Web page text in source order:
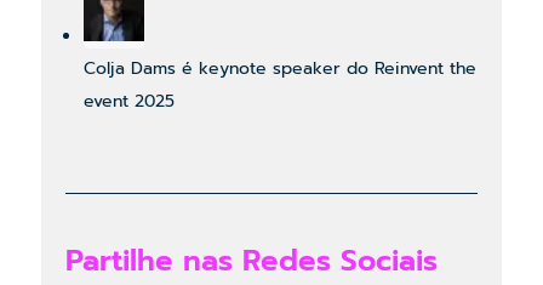
Colja Dams é keynote speaker do Reinvent the
event 2025
Partilhe nas Redes Sociais